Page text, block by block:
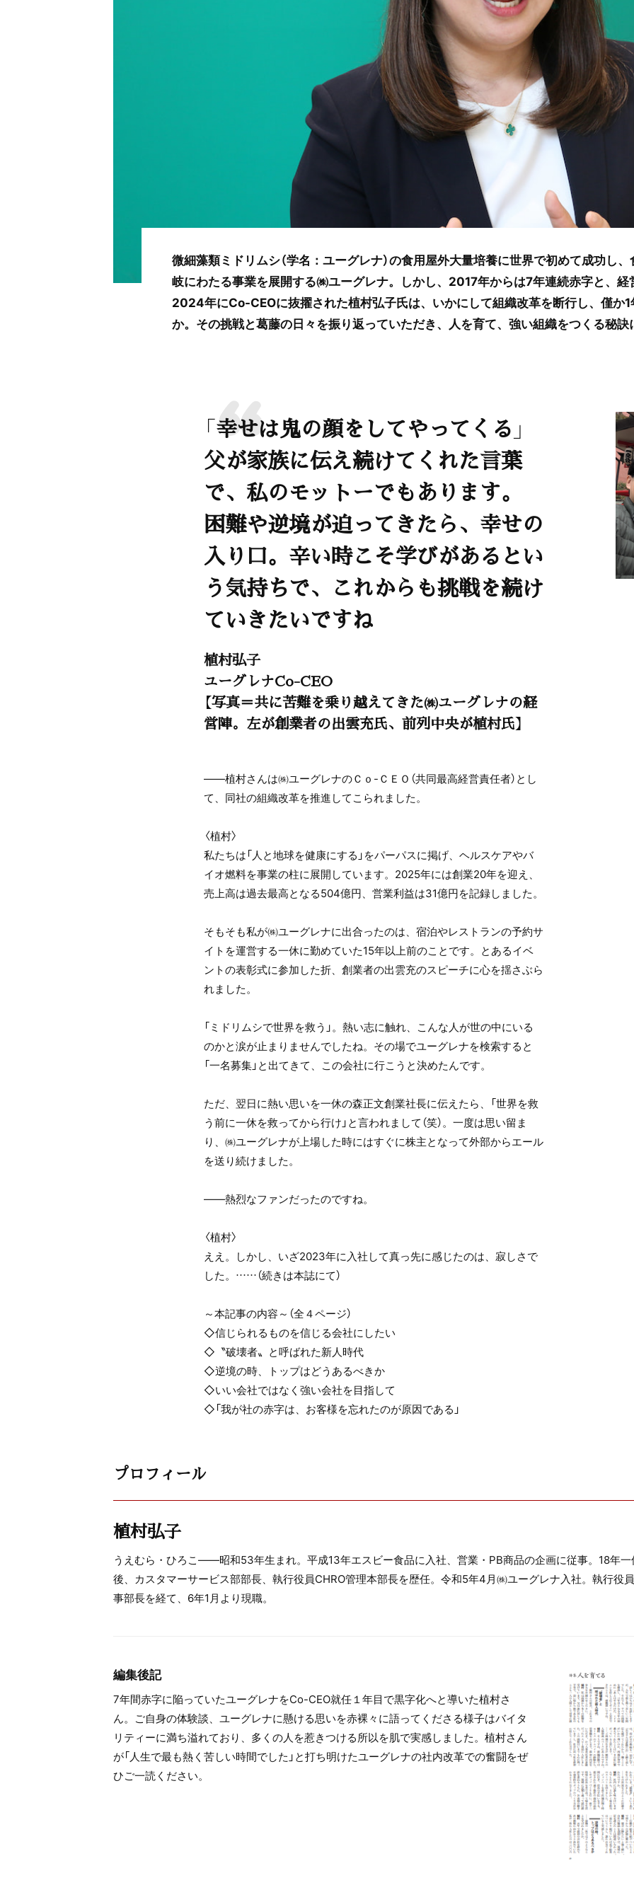
微細藻類ミドリムシ（学名：ユーグレナ）の食用屋外大量培養に世界で初めて成功し
岐にわたる事業を展開する㈱ユーグレナ。しかし、2017年からは7年連続赤字と、
2024年にCo-CEOに抜擢された植村弘子氏は、いかにして組織改革を断行し、僅か
か。その挑戦と葛藤の日々を振り返っていただき、人を育て、強い組織をつくる秘訣
「幸せは鬼の顔をしてやってくる」
父が家族に伝え続けてくれた言葉
で、私のモットーでもあります。
困難や逆境が迫ってきたら、幸せの
入り口。辛い時こそ学びがあるとい
う気持ちで、これからも挑戦を続け
ていきたいですね
植村弘子
ユーグレナCo-CEO
【写真＝共に苦難を乗り越えてきた㈱ユーグレナの経
営陣。左が創業者の出雲充氏、前列中央が植村氏】
――植村さんは㈱ユーグレナのＣｏ-ＣＥＯ（共同最高経営責任者）とし
て、同社の組織改革を推進してこられました。
〈植村〉
私たちは「人と地球を健康にする」をパーパスに掲げ、ヘルスケアやバ
イオ燃料を事業の柱に展開しています。2025年には創業20年を迎え、
売上高は過去最高となる504億円、営業利益は31億円を記録しました。
そもそも私が㈱ユーグレナに出合ったのは、宿泊やレストランの予約サ
イトを運営する一休に勤めていた15年以上前のことです。とあるイベ
ントの表彰式に参加した折、創業者の出雲充のスピーチに心を揺さぶら
れました。
「ミドリムシで世界を救う」。熱い志に触れ、こんな人が世の中にいる
のかと涙が止まりませんでしたね。その場でユーグレナを検索すると
「一名募集」と出てきて、この会社に行こうと決めたんです。
ただ、翌日に熱い思いを一休の森正文創業社長に伝えたら、「世界を救
う前に一休を救ってから行け」と言われまして（笑）。一度は思い留ま
り、㈱ユーグレナが上場した時にはすぐに株主となって外部からエール
を送り続けました。
――熱烈なファンだったのですね。
〈植村〉
ええ。しかし、いざ2023年に入社して真っ先に感じたのは、寂しさで
した。……（続きは本誌にて）
～本記事の内容～（全４ページ）
◇信じられるものを信じる会社にしたい
◇〝破壊者〟と呼ばれた新人時代
◇逆境の時、トップはどうあるべきか
◇いい会社ではなく強い会社を目指して
◇「我が社の赤字は、お客様を忘れたのが原因である」
プロフィール
植村弘子
うえむら・ひろこ――昭和53年生まれ。平成13年エスビー食品に入社、営業・PB商品の企画に従事。18年
後、カスタマーサービス部部長、執行役員CHRO管理本部長を歴任。令和5年4月㈱ユーグレナ入社。執行役員
事部長を経て、6年1月より現職。
編集後記
7年間赤字に陥っていたユーグレナをCo-CEO就任１年目で黒字化へと導いた植村さ
ん。ご自身の体験談、ユーグレナに懸ける思いを赤裸々に語ってくださる様子はバイタ
リティーに満ち溢れており、多くの人を惹きつける所以を肌で実感しました。植村さん
が「人生で最も熱く苦しい時間でした」と打ち明けたユーグレナの社内改革での奮闘をぜ
ひご一読ください。